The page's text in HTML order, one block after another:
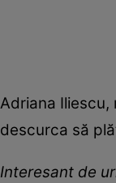
Adriana
descurca să
Interesant de